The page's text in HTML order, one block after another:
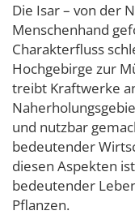
Die Isar – von der
Menschenhand
Charakterfluss
Hochgebirge zur
treibt Kraftwerke
und nutzbar
bedeutender
diesen Aspekten
bedeutender
Pflanzen.